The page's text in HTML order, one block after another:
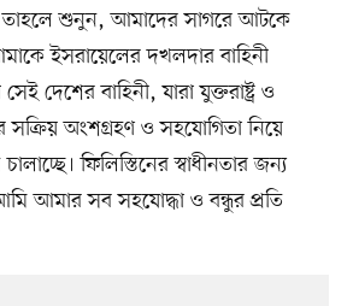
তাহলে শুনুন, আমাদের সাগরে আটকে
ইসরায়েলের দখলদার বাহিনী
দেশের বাহিনী, যারা যুক্তরাষ্ট্র ও
সক্রিয় অংশগ্রহণ ও সহযোগিতা নিয়ে
ফিলিস্তিনের স্বাধীনতার জন্য
আমার সব সহযোদ্ধা ও বন্ধুর প্রতি